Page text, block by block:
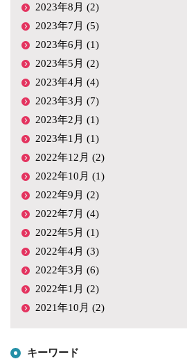
2023年8月 (2)
2023年7月 (5)
2023年6月 (1)
2023年5月 (2)
2023年4月 (4)
2023年3月 (7)
2023年2月 (1)
2023年1月 (1)
2022年12月 (2)
2022年10月 (1)
2022年9月 (2)
2022年7月 (4)
2022年5月 (1)
2022年4月 (3)
2022年3月 (6)
2022年1月 (2)
2021年10月 (2)
キーワード